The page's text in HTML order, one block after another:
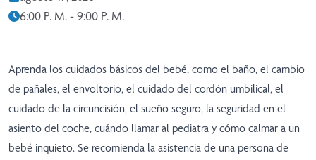
6:00 P. M. - 9:00 P. M.
Aprenda los cuidados básicos del bebé, como el baño, el cambio
de pañales, el envoltorio, el cuidado del cordón umbilical, el
cuidado de la circuncisión, el sueño seguro, la seguridad en el
asiento del coche, cuándo llamar al pediatra y cómo calmar a un
bebé inquieto. Se recomienda la asistencia de una persona de